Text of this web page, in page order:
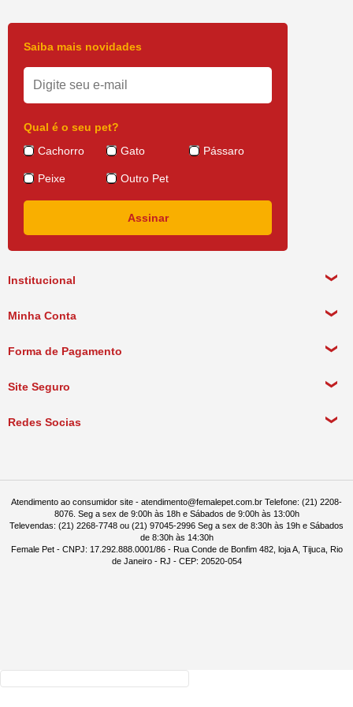
Institucional
Política de Pagamento
Política de Entrega
Minha Conta
Forma de Pagamento
Site Seguro
Redes Socias
Saiba mais novidades
Qual é o seu pet?
Cachorro
Gato Pássaro
Peixe Outro Pet
Atendimento ao consumidor site - atendimento@femalepet.com.br Telefone: (21) 2208-
8076. Seg a sex de 9:00h às 18h e Sábados de 9:00h às 13:00h
Televendas: (21) 2268-7748 ou (21) 97045-2996 Seg a sex de 8:30h às 19h e Sábados
de 8:30h às 14:30h
Female Pet - CNPJ: 17.292.888.0001/86 - Rua Conde de Bonfim 482, loja A, Tijuca, Rio
de Janeiro - RJ - CEP: 20520-054